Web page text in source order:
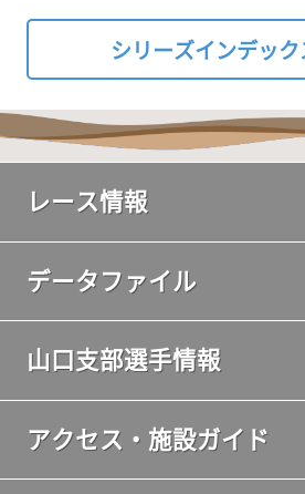
シリーズインデック
レース情報
データファイル
山口支部選手情報
アクセス・施設ガイド